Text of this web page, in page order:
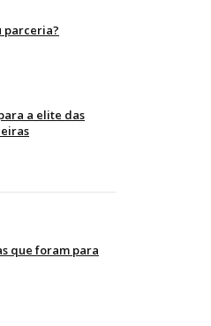
parceria?
a elite das
que foram para